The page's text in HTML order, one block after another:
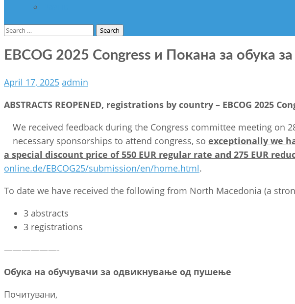
Search
EBCOG 2025 Congress и Покана за обука
April 17, 2025 admin
ABSTRACTS REOPENED, registrations by country – EBCOG 2025
We received feedback during the Congress committee meeting
necessary sponsorships to attend congress, so exceptionally we
a special discount price of 550 EUR regular rate and 275 EUR
online.de/EBCOG25/submission/en/home.html.
To date we have received the following from North Macedonia (a
3 abstracts
3 registrations
——————-
Обука на обучувачи за одвикнување од пушење
Почитувани,